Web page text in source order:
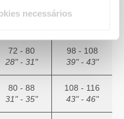
necessários
64 - 72
90 - 98
72 - 80
28" - 31"
98 - 108
39" - 43"
80 - 88
31" - 35"
108 - 116
43" - 46"